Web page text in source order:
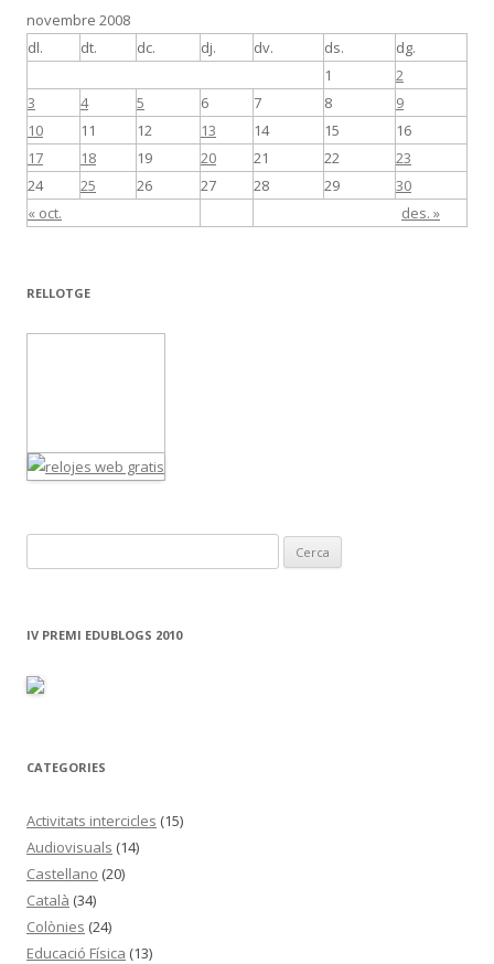
novembre 2008
dl.
dt. dc. dj. dv. ds. dg.
« oct. des. »
1
2
3
4 5 6 7 8
9
10
11 12 13 14 15
16
17
18 19 20 21 22
23
24
25 26 27 28 29 30
RELLOTGE
e
c
:
IV PREMI EDUBLOGS 2010
CATEGORIES
Activitats intercicles (15)
Audiovisuals (14)
Castellano (20)
Català (34)
Colònies (24)
Educació Física (13)